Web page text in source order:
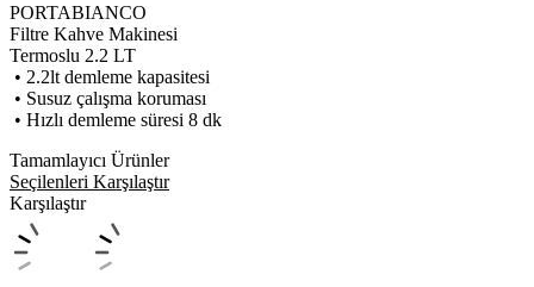
PORTABIANCO
Filtre Kahve Makinesi
Termoslu 2.2 LT
• 2.2lt demleme kapasitesi
• Susuz çalışma koruması
• Hızlı demleme süresi 8 dk
Tamamlayıcı Ürünler
Seçilenleri Karşılaştır
Karşılaştır